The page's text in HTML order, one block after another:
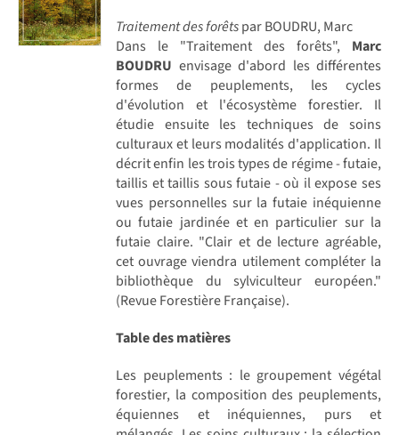
Traitement des forêtspar BOUDRU, Marc
Dans le "Traitement des forêts", Marc
BOUDRU envisage d'abord les différentes
formes de peuplements, les cycles
d'évolution et l'écosystème forestier. Il
étudie ensuite les techniques de soins
culturaux et leurs modalités d'application. Il
décrit enfin les trois types de régime - futaie,
taillis et taillis sous futaie - où il expose ses
vues personnelles sur la futaie inéquienne
ou futaie jardinée et en particulier sur la
futaie claire. "Clair et de lecture agréable,
cet ouvrage viendra utilement compléter la
bibliothèque du sylviculteur européen."
(Revue Forestière Française).
Table des matières
Les peuplements : le groupement végétal
forestier, la composition des peuplements,
équiennes et inéquiennes, purs et